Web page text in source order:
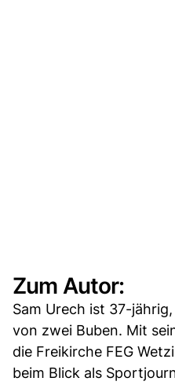
Zum Autor:
Sam Urech ist 37-
von zwei Buben. Mit
die Freikirche FEG
beim Blick als